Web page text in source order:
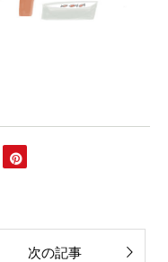
次の記事